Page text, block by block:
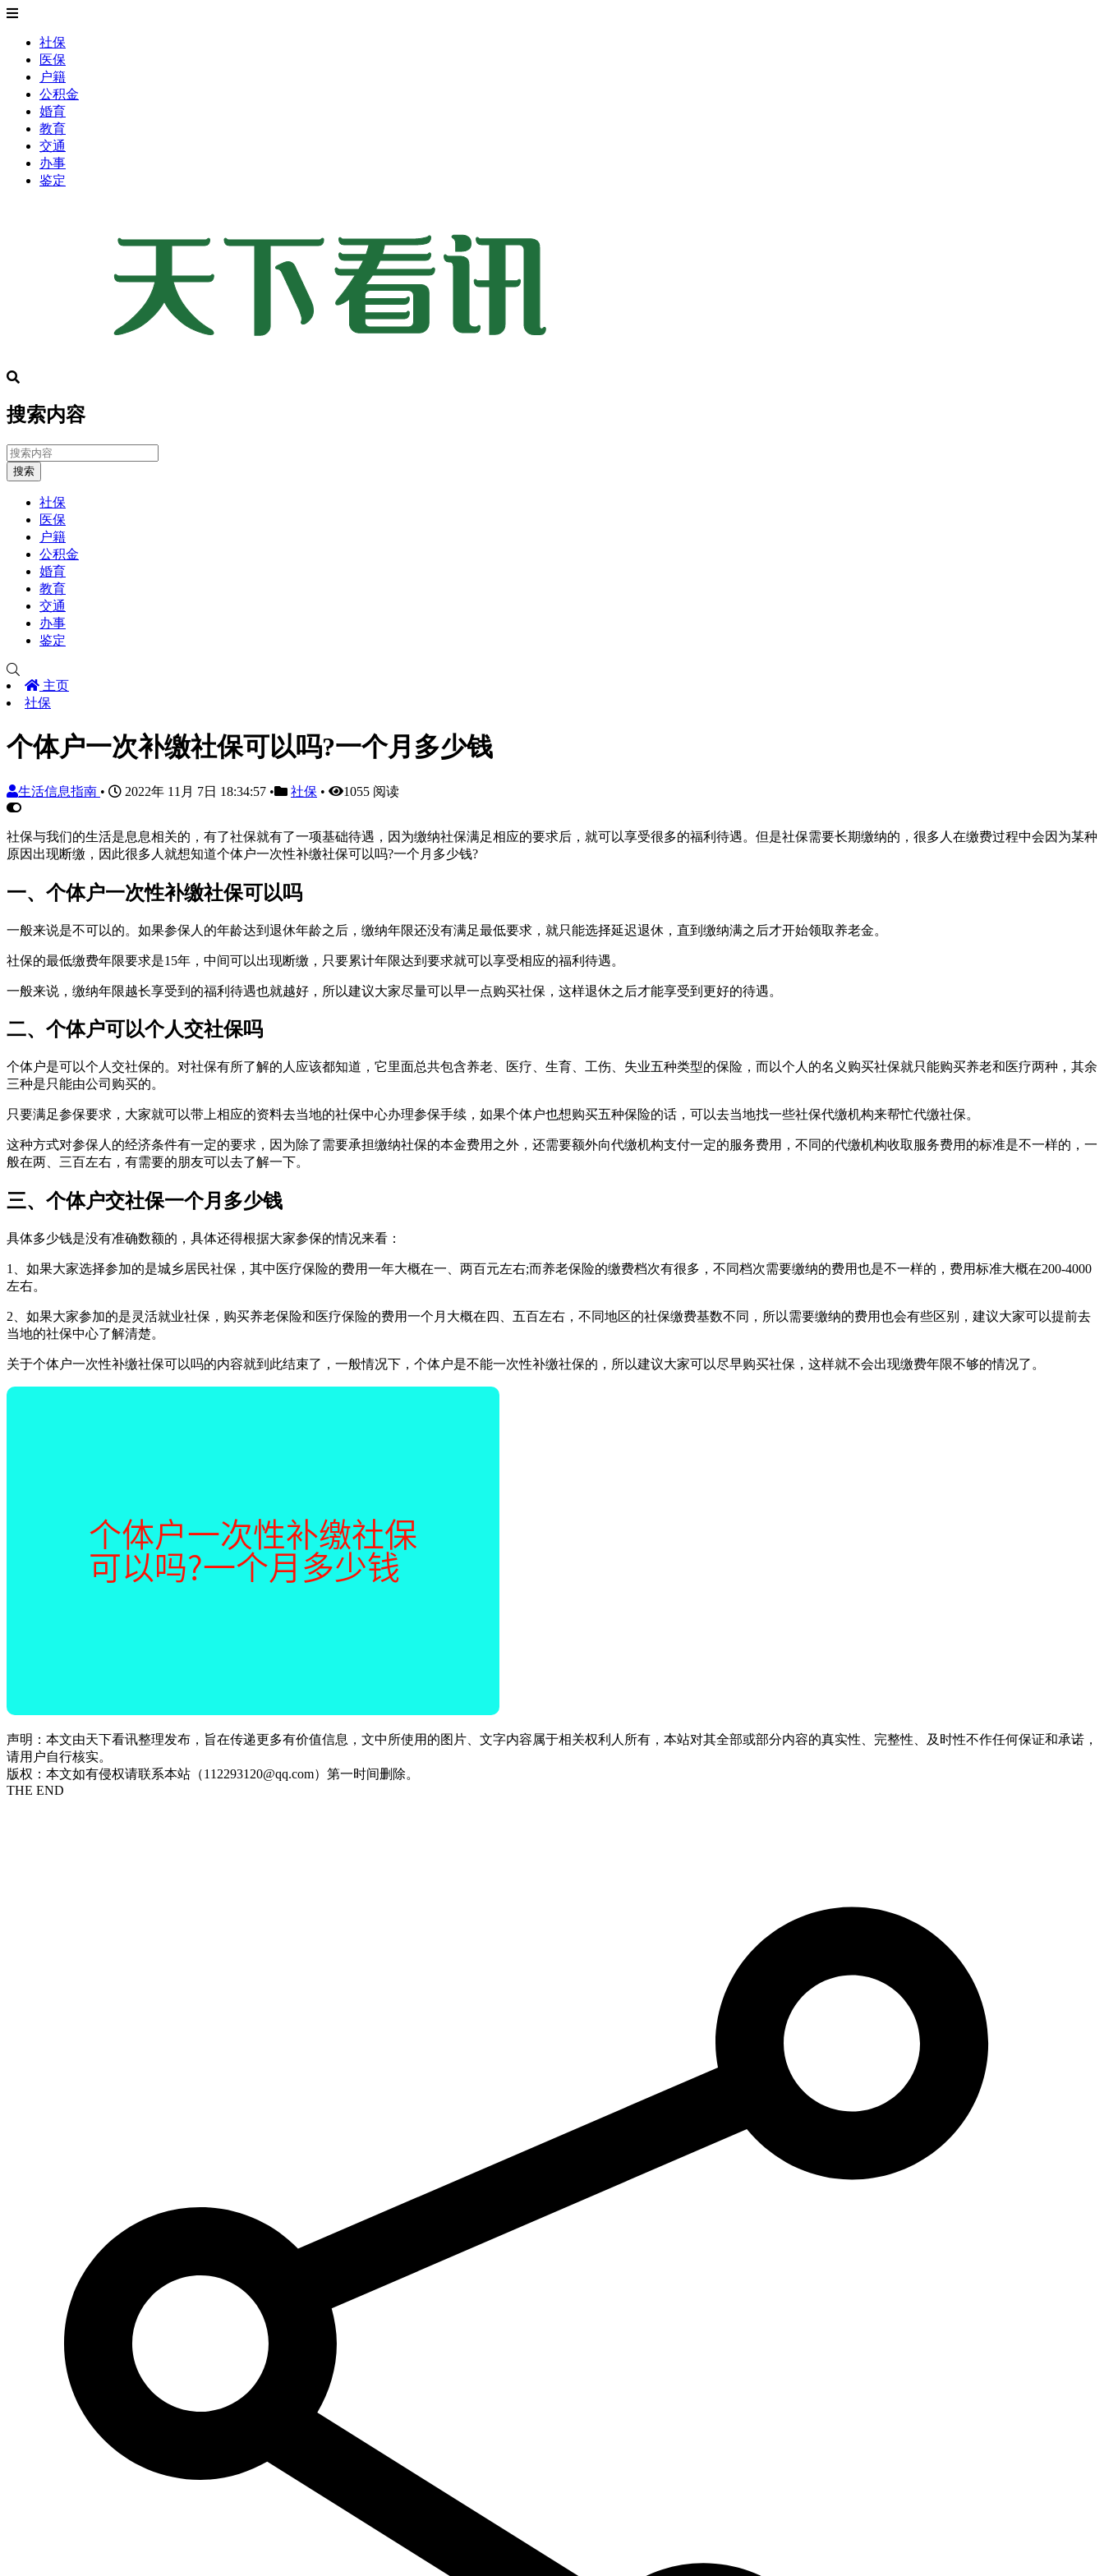
社保
医保
户籍
公积金
婚育
教育
交通
办事
鉴定
搜索内容
搜索
社保
医保
户籍
公积金
婚育
教育
交通
办事
鉴定
主页
社保
个体户一次补缴社保可以吗?一个月多少钱
生活信息指南 • 2022年 11月 7日 18:34:57 • 社保 • 1055 阅读
社保与我们的生活是息息相关的，有了社保就有了一项基础待遇，因为缴纳社保满足相应的要求后，就可以享受很多的福利待遇。但是社保需要长期缴纳的，很多人在缴费过程中会因为某种
原因出现断缴，因此很多人就想知道个体户一次性补缴社保可以吗?一个月多少钱?
一、个体户一次性补缴社保可以吗
一般来说是不可以的。如果参保人的年龄达到退休年龄之后，缴纳年限还没有满足最低要求，就只能选择延迟退休，直到缴纳满之后才开始领取养老金。
社保的最低缴费年限要求是15年，中间可以出现断缴，只要累计年限达到要求就可以享受相应的福利待遇。
一般来说，缴纳年限越长享受到的福利待遇也就越好，所以建议大家尽量可以早一点购买社保，这样退休之后才能享受到更好的待遇。
二、个体户可以个人交社保吗
个体户是可以个人交社保的。对社保有所了解的人应该都知道，它里面总共包含养老、医疗、生育、工伤、失业五种类型的保险，而以个人的名义购买社保就只能购买养老和医疗两种，其余
三种是只能由公司购买的。
只要满足参保要求，大家就可以带上相应的资料去当地的社保中心办理参保手续，如果个体户也想购买五种保险的话，可以去当地找一些社保代缴机构来帮忙代缴社保。
这种方式对参保人的经济条件有一定的要求，因为除了需要承担缴纳社保的本金费用之外，还需要额外向代缴机构支付一定的服务费用，不同的代缴机构收取服务费用的标准是不一样的，一
般在两、三百左右，有需要的朋友可以去了解一下。
三、个体户交社保一个月多少钱
具体多少钱是没有准确数额的，具体还得根据大家参保的情况来看：
1、如果大家选择参加的是城乡居民社保，其中医疗保险的费用一年大概在一、两百元左右;而养老保险的缴费档次有很多，不同档次需要缴纳的费用也是不一样的，费用标准大概在200-4000
左右。
2、如果大家参加的是灵活就业社保，购买养老保险和医疗保险的费用一个月大概在四、五百左右，不同地区的社保缴费基数不同，所以需要缴纳的费用也会有些区别，建议大家可以提前去
当地的社保中心了解清楚。
关于个体户一次性补缴社保可以吗的内容就到此结束了，一般情况下，个体户是不能一次性补缴社保的，所以建议大家可以尽早购买社保，这样就不会出现缴费年限不够的情况了。
声明：本文由天下看讯整理发布，旨在传递更多有价值信息，文中所使用的图片、文字内容属于相关权利人所有，本站对其全部或部分内容的真实性、完整性、及时性不作任何保证和承诺，
请用户自行核实。
版权：本文如有侵权请联系本站（112293120@qq.com）第一时间删除。
THE END